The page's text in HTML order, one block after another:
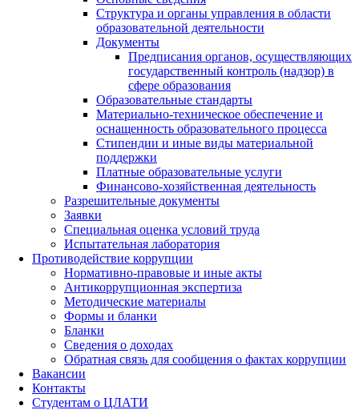
Структура и органы управления в области
образовательной деятельности
Документы
Предписания органов, осуществляющих
государственный контроль (надзор) в
сфере образования
Образовательные стандарты
Материально-техническое обеспечение и
оснащенность образовательного процесса
Стипендии и иные виды материальной
поддержки
Платные образовательные услуги
Финансово-хозяйственная деятельность
Разрешительные документы
Заявки
Специальная оценка условий труда
Испытательная лаборатория
Противодействие коррупции
Нормативно-правовые и иные акты
Антикоррупционная экспертиза
Методические материалы
Формы и бланки
Бланки
Сведения о доходах
Обратная связь для сообщения о фактах коррупции
Вакансии
Контакты
Студентам о ЦЛАТИ